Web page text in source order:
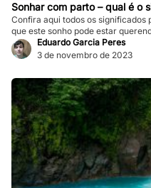
Sonhar com parto – qual é o
Confira aqui todos os
que este sonho pode estar
Eduardo Garcia Peres
3 de novembro de 2023